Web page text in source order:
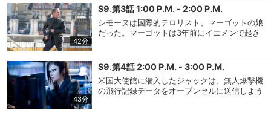
ャックはイエーツの潜伏先を突き止め襲撃する
が、イエーツは恋人シモーヌと逃亡。しかし、
シモーヌはイエーツを殺し、彼が作ったある装
置を持って逃走してしまう。
42分
S9.第3話 1:00 P.M. - 2:00 P.M.
シモーヌは国際的テロリスト、マーゴットの娘
だった。マーゴットは3年前にイエメンで起き
取ったマーゴットは英国内の10ヶ所を攻撃する
と決める。一方、英国首相の前でスピーチを行
なうはずだった大統領は、聴衆から責められ言
葉を失ってしまう。
43分
S9.第4話 2:00 P.M. - 3:00 P.M.
米国大使館に潜入したジャックは、無人爆撃機
の飛行記録データをオープンセルに送信しよう